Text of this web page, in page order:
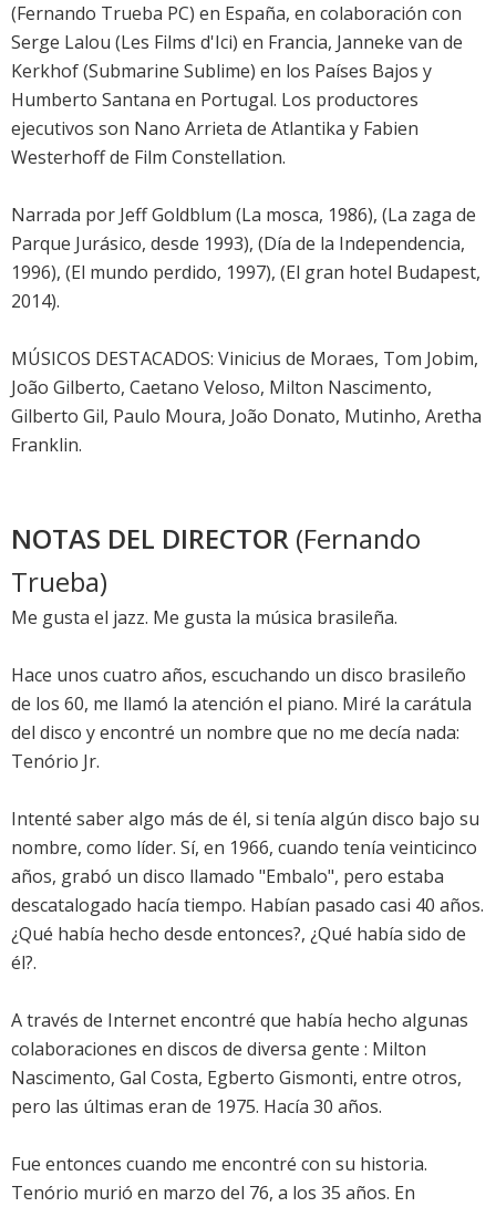
(Fernando Trueba PC) en España, en colaboración con
Serge Lalou (Les Films d'Ici) en Francia, Janneke van de
Kerkhof (Submarine Sublime) en los Países Bajos y
Humberto Santana en Portugal. Los productores
ejecutivos son Nano Arrieta de Atlantika y Fabien
Westerhoff de Film Constellation.
Narrada por Jeff Goldblum (La mosca, 1986), (La zaga de
Parque Jurásico, desde 1993), (Día de la Independencia,
1996), (El mundo perdido, 1997), (El gran hotel Budapest,
2014).
MÚSICOS DESTACADOS: Vinicius de Moraes, Tom Jobim,
João Gilberto, Caetano Veloso, Milton Nascimento,
Gilberto Gil, Paulo Moura, João Donato, Mutinho, Aretha
Franklin.
NOTAS DEL DIRECTOR (Fernando
Trueba)
Me gusta el jazz. Me gusta la música brasileña.
Hace unos cuatro años, escuchando un disco brasileño
de los 60, me llamó la atención el piano. Miré la carátula
del disco y encontré un nombre que no me decía nada:
Tenório Jr.
Intenté saber algo más de él, si tenía algún disco bajo su
nombre, como líder. Sí, en 1966, cuando tenía veinticinco
años, grabó un disco llamado "Embalo", pero estaba
descatalogado hacía tiempo. Habían pasado casi 40 años.
¿Qué había hecho desde entonces?, ¿Qué había sido de
él?.
A través de Internet encontré que había hecho algunas
colaboraciones en discos de diversa gente : Milton
Nascimento, Gal Costa, Egberto Gismonti, entre otros,
pero las últimas eran de 1975. Hacía 30 años.
Fue entonces cuando me encontré con su historia.
Tenório murió en marzo del 76, a los 35 años. En